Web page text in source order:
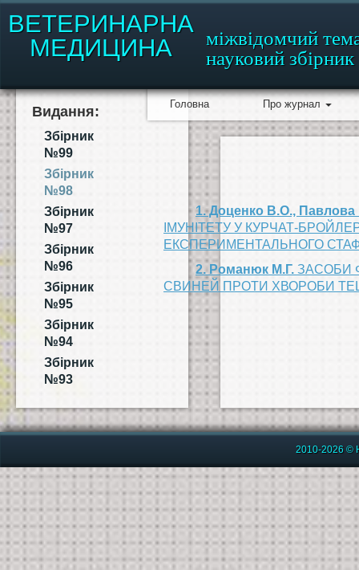
ВЕТЕРИНАРНА
МЕДИЦИНА
міжвідомчий
науковий збірник
Видання:
Збірник
№99
Збірник
№98
Збірник
№97
Збірник
№96
Збірник
№95
Збірник
№94
Збірник
№93
Головна Про журнал
1. Доценко В.О.,
ІМУНІТЕТУ У КУРЧАТ-
ЕКСПЕРИМЕНТАЛЬНОГО
2. Романюк М.Г. ЗАСОБИ
СВИНЕЙ ПРОТИ ХВОРОБИ
2010-2026 ©